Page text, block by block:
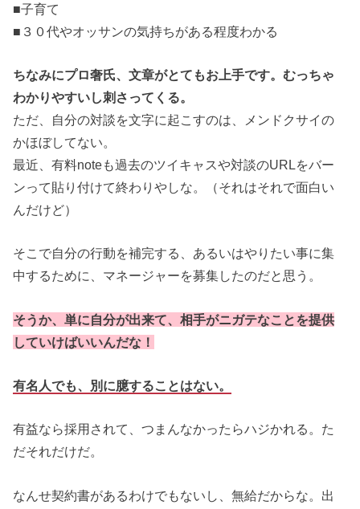
■子育て
■３０代やオッサンの気持ちがある程度わかる
ちなみにプロ奢氏、文章がとてもお上手です。むっちゃ
わかりやすいし刺さってくる。
ただ、自分の対談を文字に起こすのは、メンドクサイの
かほぼしてない。
最近、有料noteも過去のツイキャスや対談のURLをバー
ンって貼り付けて終わりやしな。（それはそれで面白い
んだけど）
そこで自分の行動を補完する、あるいはやりたい事に集
中するために、マネージャーを募集したのだと思う。
そうか、単に自分が出来て、相手がニガテなことを提供
していけばいいんだな！
有名人でも、別に臆することはない。
有益なら採用されて、つまんなかったらハジかれる。た
だそれだけだ。
なんせ契約書があるわけでもないし、無給だからな。出